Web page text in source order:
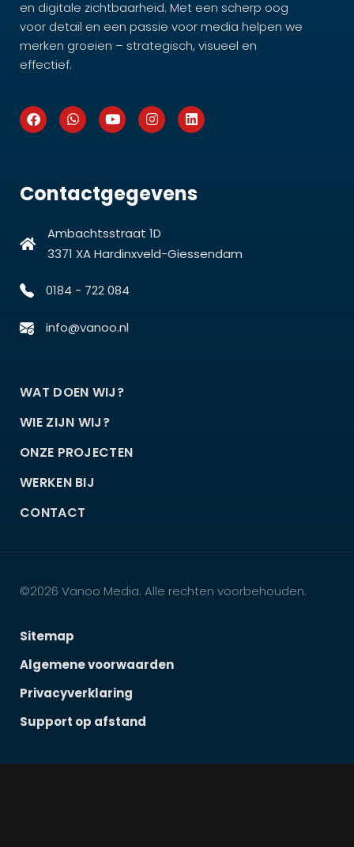
en digitale zichtbaarheid. Met een scherp oog
voor detail en een passie voor media helpen we
merken groeien – strategisch, visueel en
effectief.
Contactgegevens
Ambachtsstraat 1D
3371 XA Hardinxveld-Giessendam
0184 - 722 084
info@vanoo.nl
WAT DOEN WIJ?
WIE ZIJN WIJ?
ONZE PROJECTEN
WERKEN BIJ
CONTACT
©2026 Vanoo Media. Alle rechten voorbehouden.
Sitemap
Algemene voorwaarden
Privacyverklaring
Support op afstand